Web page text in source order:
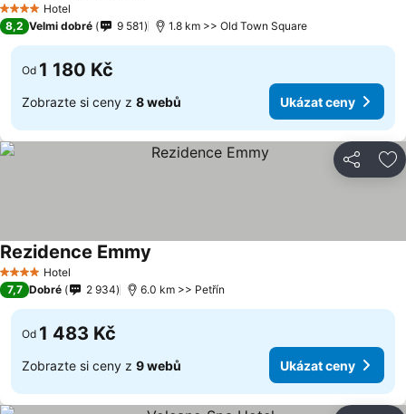
4 Počet hvězdiček
Hotel
8,2 Velmi dobré 9 581 1.8 km >> Old Town Square
Od 1 180 Kč
Zobrazte si ceny z 8 webů Ukázat ceny
Sdílet
4 Počet hvězdiček
Hotel
Rezidence Emmy
7,7 Dobré 2 934 6.0 km >> Petřín
Od 1 483 Kč
Zobrazte si ceny z 9 webů Ukázat ceny